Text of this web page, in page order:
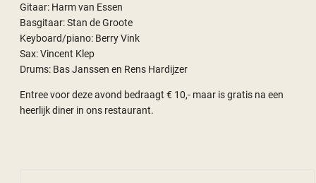
Gitaar: Harm van Essen
Basgitaar: Stan de Groote
Keyboard/piano: Berry Vink
Sax: Vincent Klep
Drums: Bas Janssen en Rens Hardijzer
Entree voor deze avond bedraagt € 10,- maar is gratis na een
heerlijk diner in ons restaurant.